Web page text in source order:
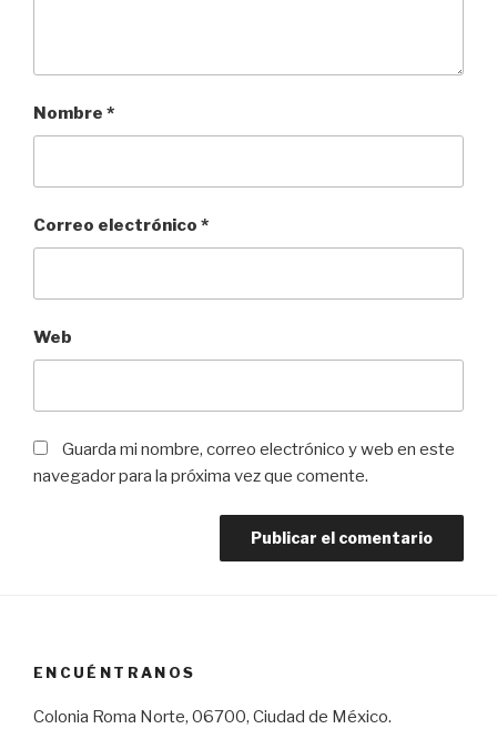
Nombre *
Correo electrónico *
Web
Guarda mi nombre, correo electrónico y web en este
navegador para la próxima vez que comente.
ENCUÉNTRANOS
Colonia Roma Norte, 06700, Ciudad de México.